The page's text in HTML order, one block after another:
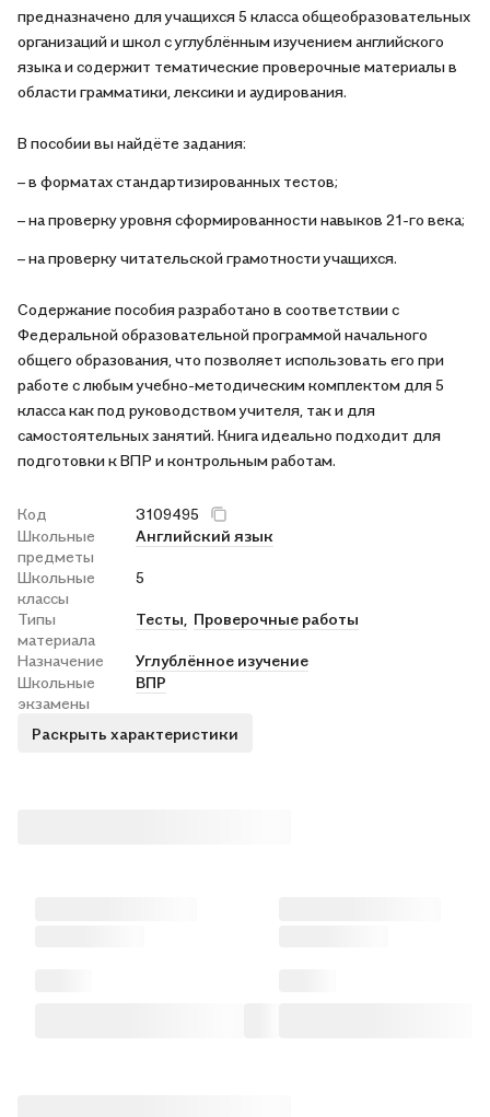
предназначено для учащихся 5 класса общеобразовательных
организаций и школ с углублённым изучением английского
языка и содержит тематические проверочные материалы в
области грамматики, лексики и аудирования.
В пособии вы найдёте задания:
– в форматах стандартизированных тестов;
– на проверку уровня сформированности навыков 21-го века;
– на проверку читательской грамотности учащихся.
Содержание пособия разработано в соответствии с
Федеральной образовательной программой начального
общего образования, что позволяет использовать его при
работе с любым учебно-методическим комплектом для 5
класса как под руководством учителя, так и для
самостоятельных занятий. Книга идеально подходит для
подготовки к ВПР и контрольным работам.
Код
3109495
Школьные
предметы
Английский язык
Школьные
классы
5
Типы
материала
Тесты, Проверочные работы
Назначение
Углублённое изучение
Школьные
экзамены
ВПР
Раскрыть характеристики